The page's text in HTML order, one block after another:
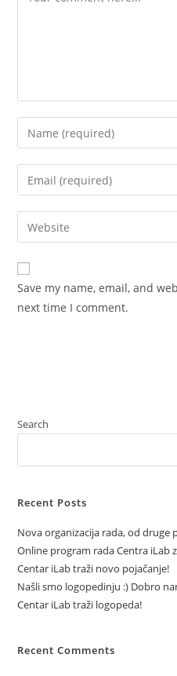
Enter
your
name
comment
Enter
your
email
address
comment
Enter
your
website
URL
(optional)
Save my name, email, and
next time I comment.
Search
Recent Posts
Nova organizacija rada, od druge
Online program rada Centra iLab
Centar iLab traži novo pojačanje!
Našli smo logopedinju :) Dobro
Centar iLab traži logopeda!
Recent Comments